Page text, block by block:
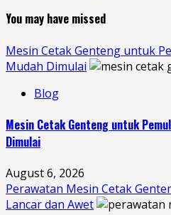
You may have missed
Mesin Cetak Genteng untuk
Mudah Dimulai
Blog
Mesin Cetak Genteng untuk
Dimulai
August 6, 2026
Perawatan Mesin Cetak
Lancar dan Awet